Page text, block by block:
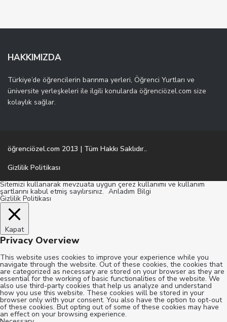
HAKKIMIZDA
Türkiye’de öğrencilerin barınma yerleri, Öğrenci Yurtları ve
üniversite yerleşkeleri ile ilgili konularda öğrenciözel.com size
kolaylık sağlar.
öğrenciözel.com 2013 | Tüm Hakkı Saklıdır..
Gizlilik Politikası
Sitemizi kullanarak mevzuata uygun çerez kullanımı ve kullanım
şartlarını kabul etmiş sayılırsınız. Anladım Bilgi
Gizlilik Politikası
Kapat
Privacy Overview
This website uses cookies to improve your experience while you
navigate through the website. Out of these cookies, the cookies that
are categorized as necessary are stored on your browser as they are
essential for the working of basic functionalities of the website. We
also use third-party cookies that help us analyze and understand
how you use this website. These cookies will be stored in your
browser only with your consent. You also have the option to opt-out
of these cookies. But opting out of some of these cookies may have
an effect on your browsing experience.